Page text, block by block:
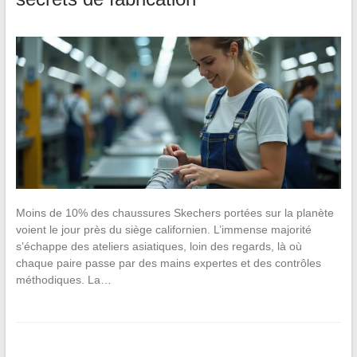
Moins de 10% des chaussures Skechers portées sur la planète
voient le jour près du siège californien. L’immense majorité
s’échappe des ateliers asiatiques, loin des regards, là où
chaque paire passe par des mains expertes et des contrôles
méthodiques. La…